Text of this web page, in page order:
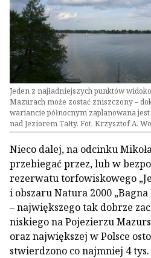
Jeden z najładniejszych punktów
Mazurach może zostać zniszczony –
wariancie północnym zaplanowana
nad Jeziorem Tałty. Fot. Krzysztof A.
Nieco dalej, na odcinku
przebiegać przez, lub w
rezerwatu torfowiskowego
i obszaru Natura 2000
– największego tak dobrze
niskiego na Pojezierzu
oraz największej w Polsce
stwierdzono co najmniej 4